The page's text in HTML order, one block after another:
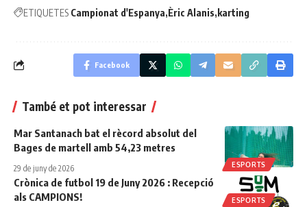
ETIQUETES Campionat d'Espanya Èric Alanis karting
Facebook
També et pot interessar
ESPORTS
Mar Santanach bat el rècord absolut del
Bages de martell amb 54,23 metres
29 de juny de 2026
ESPORTS
Crònica de futbol 19 de Juny 2026 : Recepció
als CAMPIONS!